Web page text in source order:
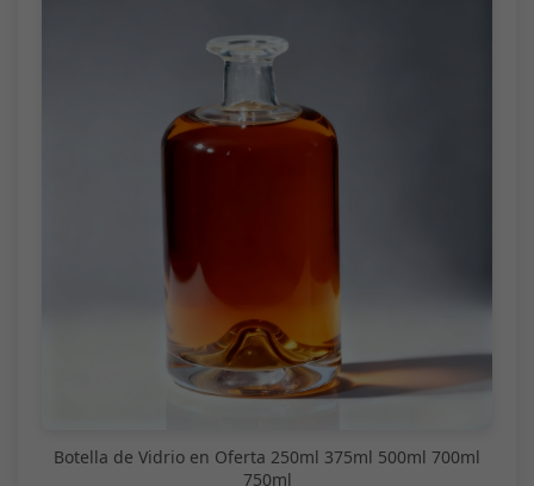
Botella de Vidrio en Oferta 250ml 375ml 500ml 700ml
750ml